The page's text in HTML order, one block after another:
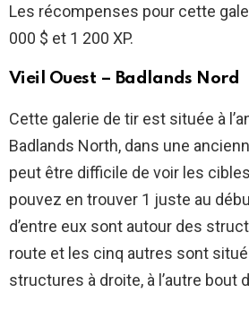
Les récompenses pour cette
000 $ et 1 200 XP.
Vieil Ouest – Badlands Nord
Cette galerie de tir est située à
Badlands North, dans une
peut être difficile de voir les
pouvez en trouver 1 juste au
d’entre eux sont autour des
route et les cinq autres sont
structures à droite, à l’autre bout